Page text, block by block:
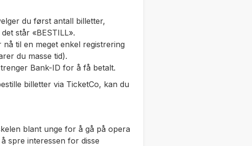
du først antall billetter,
står «BESTILL».
til en meget enkel registrering
du masse tid).
Bank-ID for å få betalt.
billetter via TicketCo, kan du
blant unge for å gå på opera
spre interessen for disse